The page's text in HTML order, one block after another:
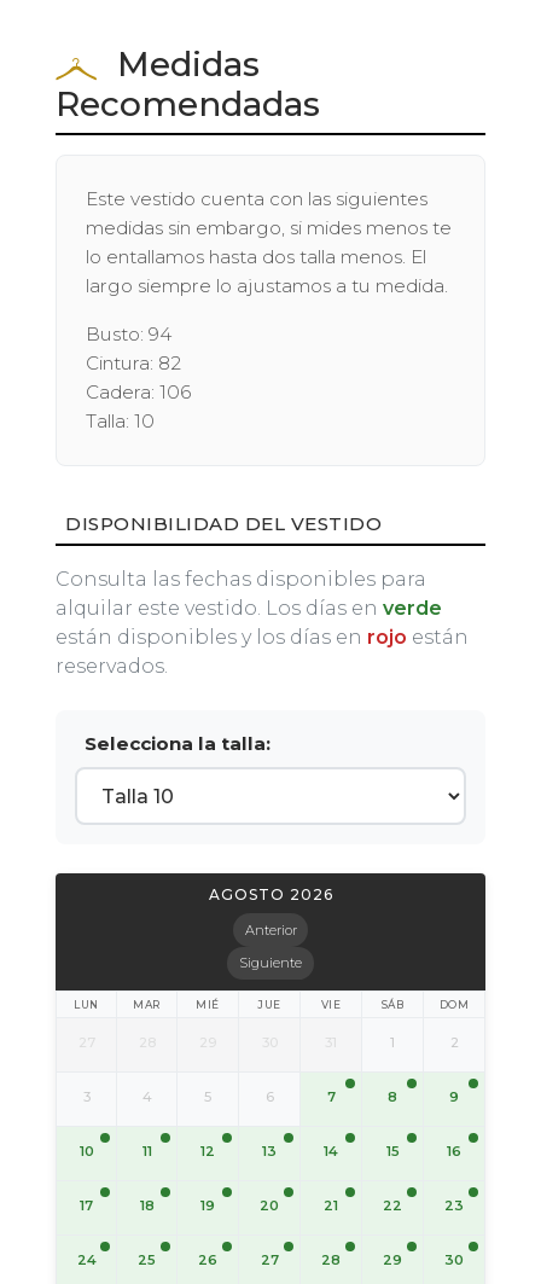
Medidas
Recomendadas
Este vestido cuenta con las siguientes
medidas sin embargo, si mides menos te
lo entallamos hasta dos talla menos. El
largo siempre lo ajustamos a tu medida.
Busto: 94
Cintura: 82
Cadera: 106
Talla: 10
DISPONIBILIDAD DEL VESTIDO
Consulta las fechas disponibles para
alquilar este vestido. Los días en verde
están disponibles y los días en rojo están
reservados.
Selecciona la talla:
Anterior
AGOSTO 2026
Siguiente
LUN MAR MIÉ JUE VIE SÁB DOM
27 28 29 30 31 1 2
3 4 5 6 7 8 9
10 11 12 13 14 15 16
17 18 19 20 21 22 23
24 25 26 27 28 29 30